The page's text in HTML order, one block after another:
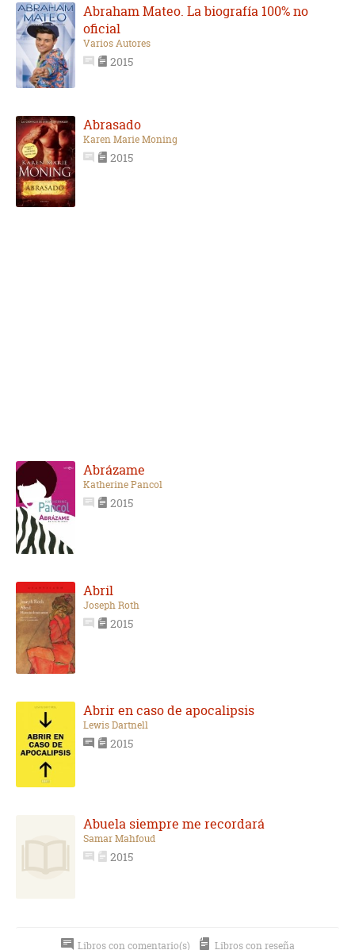
Abraham Mateo. La biografía 100% no
oficial
Varios Autores
2015
Abrasado
Karen Marie Moning
2015
Abrázame
Katherine Pancol
2015
Abril
Joseph Roth
2015
Abrir en caso de apocalipsis
Lewis Dartnell
2015
Abuela siempre me recordará
Samar Mahfoud
2015
Libros con comentario(s) Libros con reseña